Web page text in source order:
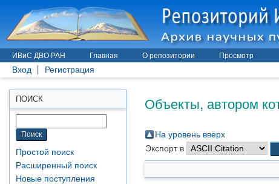
ИВиС ДВО РАН Главная О репозитории Просмотр
Вход Регистрация
ПОИСК
Простой поиск
Расширенный поиск
Новые поступления
Объекты, автором
На уровень вверх
Экспорт в